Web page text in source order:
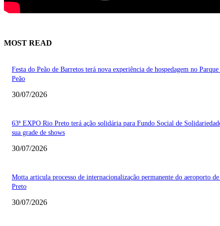
MOST READ
Festa do Peão de Barretos terá nova experiência de hospedagem no
Peão
30/07/2026
63ª EXPO Rio Preto terá ação solidária para Fundo Social de
sua grade de shows
30/07/2026
Motta articula processo de internacionalização permanente do aeroporto
Preto
30/07/2026